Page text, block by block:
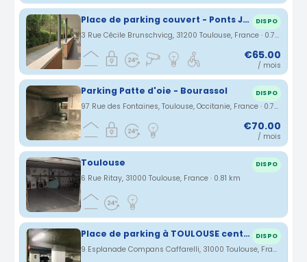
Place de parking couvert - Ponts Jumeaux DISPO
3 Rue Cécile Brunschvicg, 31200 Toulouse, France · 0.72 km
€65.00
/ mois
Parking Patte d'oie - Bourassol DISPO
97 Rue des Fontaines, Toulouse, Occitanie, France · 0.75 km
€70.00
/ mois
Toulouse DISPO
6 Rue Ritay, 31000 Toulouse, France · 0.81 km
Place de parking à TOULOUSE centre DISPO
9 Esplanade Compans Caffarelli, 31000 Toulouse, France · 0.91 km